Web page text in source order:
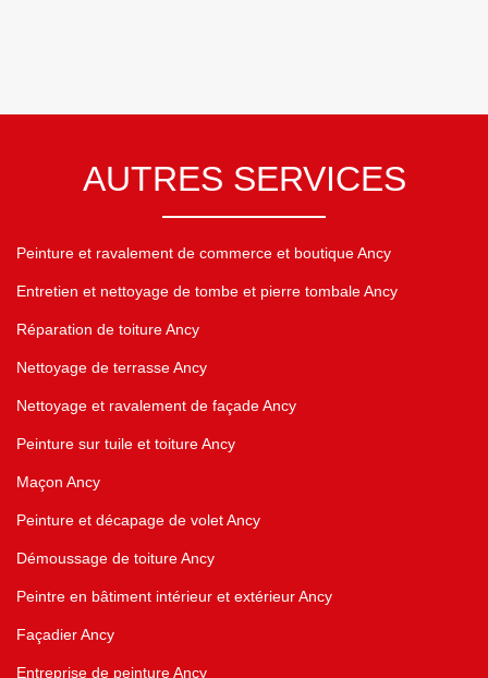
AUTRES SERVICES
Peinture et ravalement de commerce et boutique Ancy
Entretien et nettoyage de tombe et pierre tombale Ancy
Réparation de toiture Ancy
Nettoyage de terrasse Ancy
Nettoyage et ravalement de façade Ancy
Peinture sur tuile et toiture Ancy
Maçon Ancy
Peinture et décapage de volet Ancy
Démoussage de toiture Ancy
Peintre en bâtiment intérieur et extérieur Ancy
Façadier Ancy
Entreprise de peinture Ancy